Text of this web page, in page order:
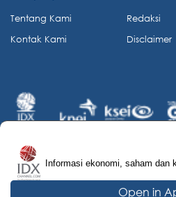
Informasi ekonomi, saham dan
Open in
Tentang Kami
Kontak Kami
Redaksi
Disclaimer
© 2026 IDX Channel. All